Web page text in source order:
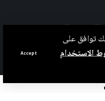
على